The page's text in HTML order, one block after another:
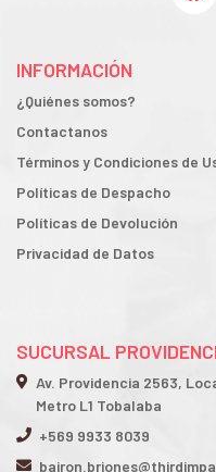
INFORMACIÓN
¿Quiénes somos?
Contactanos
Términos y Condiciones de
Políticas de Despacho
Políticas de Devolución
Privacidad de Datos
SUCURSAL
Av. Providencia 2563,
Metro L1 Tobalaba
+569 9933 8039